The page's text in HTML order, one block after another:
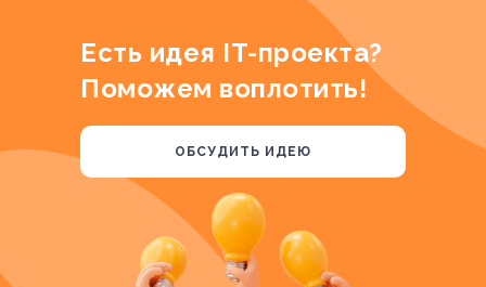
Есть идея IT-проекта?
Поможем воплотить!
ОБСУДИТЬ ИДЕЮ